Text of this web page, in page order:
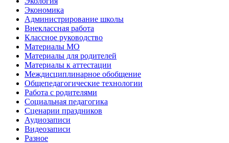
Экономика
Администрирование школы
Внеклассная работа
Классное руководство
Материалы МО
Материалы для родителей
Материалы к аттестации
Междисциплинарное обобщение
Общепедагогические технологии
Работа с родителями
Социальная педагогика
Сценарии праздников
Аудиозаписи
Видеозаписи
Разное